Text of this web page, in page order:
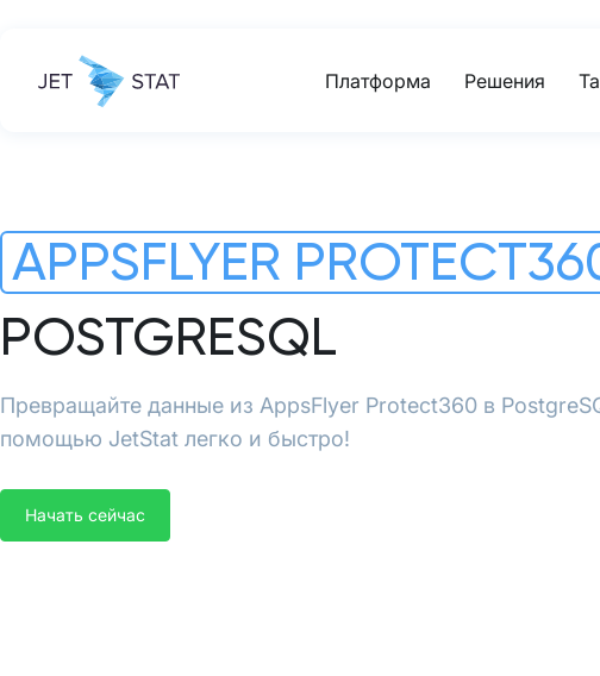
Платформа Решения
APPSFLYER
POSTGRESQL
Превращайте данные из AppsFlyer Protect360 в
помощью JetStat легко и быстро!
Начать сейчас